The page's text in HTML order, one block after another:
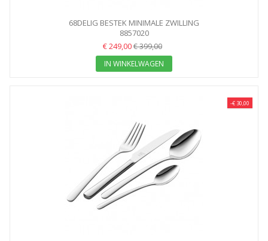
68DELIG BESTEK MINIMALE ZWILLING
8857020
€ 249,00€ 399,00
IN WINKELWAGEN
-€ 30,00